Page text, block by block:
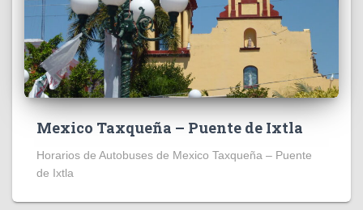
Mexico Taxqueña – Puente de Ixtla
Horarios de Autobuses de Mexico Taxqueña – Puente
de Ixtla